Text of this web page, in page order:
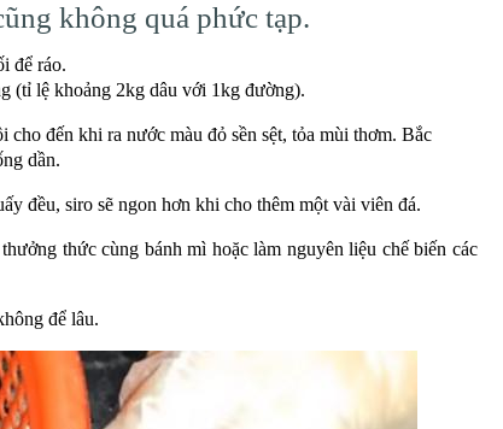
không quá phức tạp.
để ráo.
(tỉ lệ khoảng 2kg dâu với 1kg đường).
đến khi ra nước màu đỏ sền sệt, tỏa mùi thơm. Bắc
dần.
đều, siro sẽ ngon hơn khi cho thêm một vài viên đá.
thức cùng bánh mì hoặc làm nguyên liệu chế biến các
để lâu.